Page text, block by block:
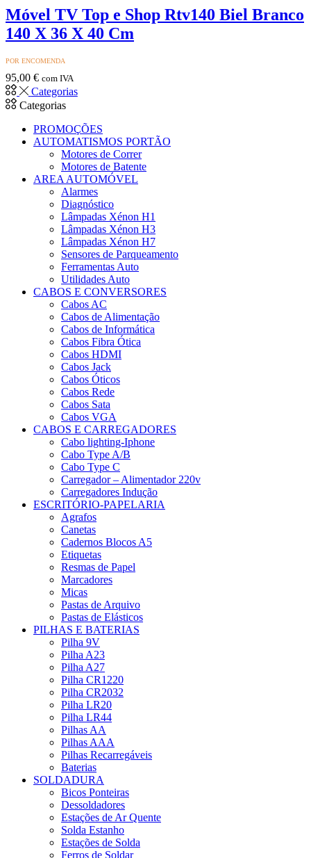
Móvel TV Top e Shop Rtv140 Biel Branco
140 X 36 X 40 Cm
POR ENCOMENDA
95,00 € com IVA
Categorias
Categorias
PROMOÇÕES
AUTOMATISMOS PORTÃO
Motores de Correr
Motores de Batente
AREA AUTOMÓVEL
Alarmes
Diagnóstico
Lâmpadas Xénon H1
Lâmpadas Xénon H3
Lâmpadas Xénon H7
Sensores de Parqueamento
Ferramentas Auto
Utilidades Auto
CABOS E CONVERSORES
Cabos AC
Cabos de Alimentação
Cabos de Informática
Cabos Fibra Ótica
Cabos HDMI
Cabos Jack
Cabos Óticos
Cabos Rede
Cabos Sata
Cabos VGA
CABOS E CARREGADORES
Cabo lighting-Iphone
Cabo Type A/B
Cabo Type C
Carregador – Alimentador 220v
Carregadores Indução
ESCRITÓRIO-PAPELARIA
Agrafos
Canetas
Cadernos Blocos A5
Etiquetas
Resmas de Papel
Marcadores
Micas
Pastas de Arquivo
Pastas de Elásticos
PILHAS E BATERIAS
Pilha 9V
Pilha A23
Pilha A27
Pilha CR1220
Pilha CR2032
Pilha LR20
Pilha LR44
Pilhas AA
Pilhas AAA
Pilhas Recarregáveis
Baterias
SOLDADURA
Bicos Ponteiras
Dessoldadores
Estações de Ar Quente
Solda Estanho
Estações de Solda
Ferros de Soldar